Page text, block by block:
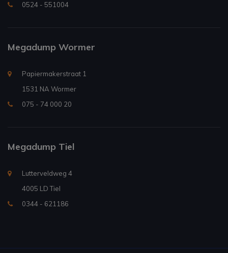
0524 - 551004
Megadump Wormer
Papiermakerstraat 1
1531 NA Wormer
075 - 74 000 20
Megadump Tiel
Lutterveldweg 4
4005 LD Tiel
0344 - 621186